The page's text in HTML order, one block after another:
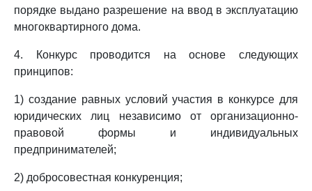
порядке выдано разрешение на ввод в эксплуатацию
многоквартирного дома.
4. Конкурс проводится на основе следующих
принципов:
1) создание равных условий участия в конкурсе для
юридических лиц независимо от организационно-
правовой формы и индивидуальных
предпринимателей;
2) добросовестная конкуренция;